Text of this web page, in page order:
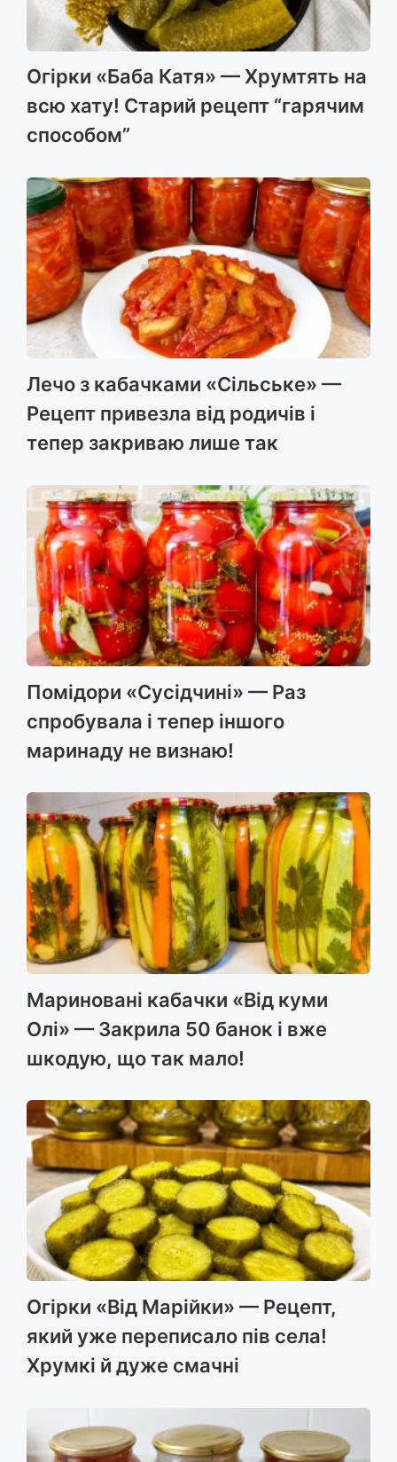
Огірки «Баба Катя» — Хрумтять на
всю хату! Старий рецепт “гарячим
способом”
Лечо з кабачками «Сільське» —
Рецепт привезла від родичів і
тепер закриваю лише так
Помідори «Сусідчині» — Раз
спробувала і тепер іншого
маринаду не визнаю!
Мариновані кабачки «Від куми
Олі» — Закрила 50 банок і вже
шкодую, що так мало!
Огірки «Від Марійки» — Рецепт,
який уже переписало пів села!
Хрумкі й дуже смачні